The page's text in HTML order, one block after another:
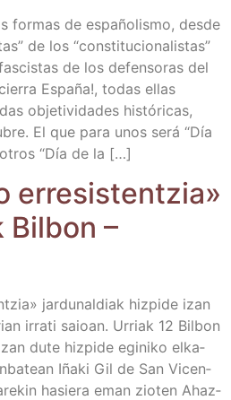
for­mas de espa­ño­lis­mo, des­de
de los “cons­ti­tu­cio­na­lis­tas”
de los defen­so­ras del
Espa­ña!, todas ellas
obje­ti­vi­da­des his­tó­ri­cas,
El que para unos será “Día
“Día de la […]
erre­sis­ten­tzia»
Bil­bon –
jar­du­nal­diak hiz­pi­de izan
irra­ti saioan. Urriak 12 Bil­bon
dute hiz­pi­de egi­ni­ko elka­
Iña­ki Gil de San Vicen­
hasie­ra eman zio­ten Ahaz­